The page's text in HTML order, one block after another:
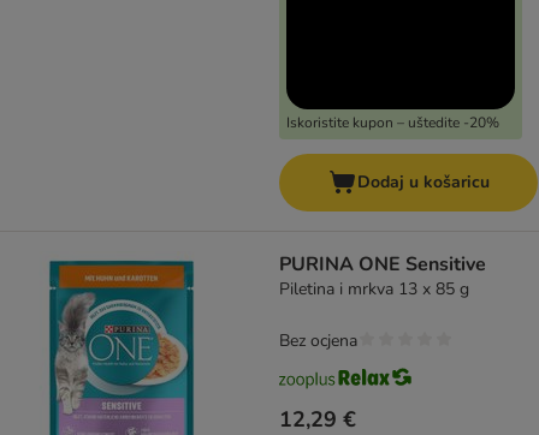
Iskoristite kupon – uštedite -20%
Dodaj u košaricu
PURINA ONE Sensitive
Piletina i mrkva 13 x 85 g
12,29 €
Bez ocjena